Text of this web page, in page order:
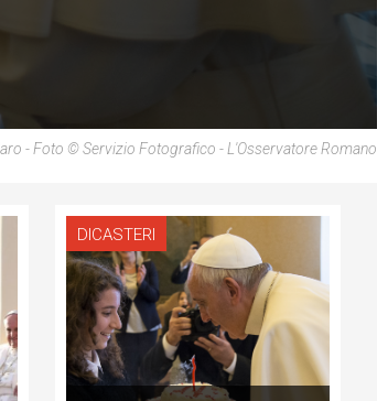
- Foto © Servizio Fotografico - L'Osservatore Romano
DICASTERI